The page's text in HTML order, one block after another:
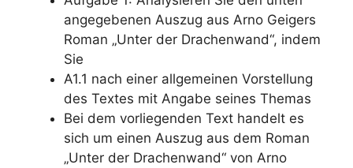
angegebenen Auszug aus Arno Geigers
Roman „Unter der Drachenwand“, indem
Sie
A1.1 nach einer allgemeinen Vorstellung
des Textes mit Angabe seines Themas
Bei dem vorliegenden Text handelt es
sich um einen Auszug aus dem Roman
„Unter der Drachenwand“ von Arno